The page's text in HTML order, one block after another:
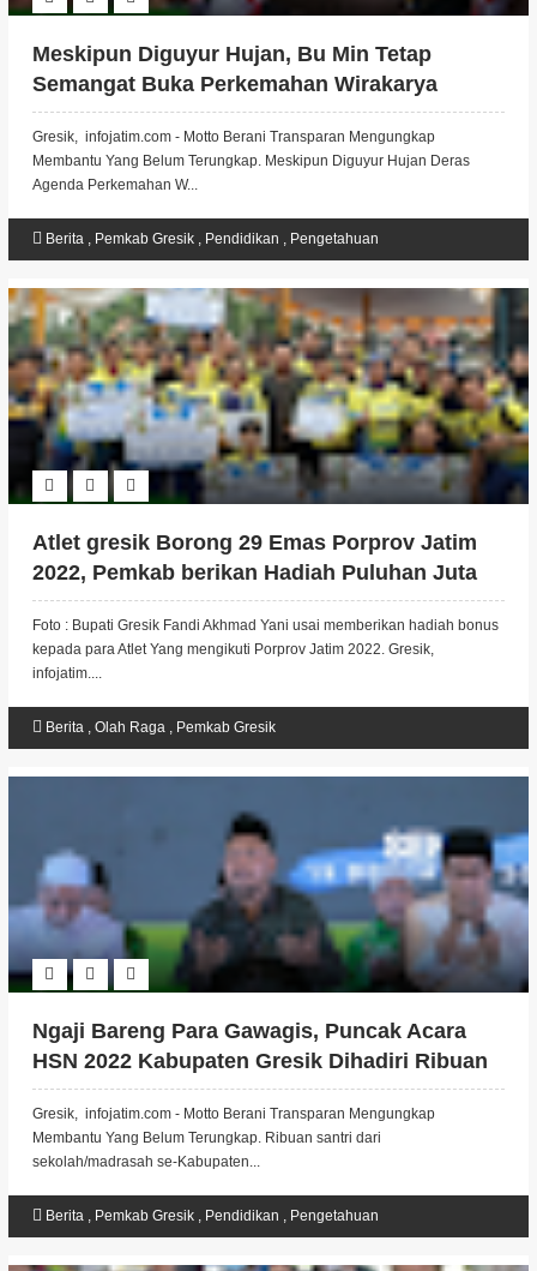
Meskipun Diguyur Hujan, Bu Min Tetap
Semangat Buka Perkemahan Wirakarya
Bungah 2022
Gresik, infojatim.com - Motto Berani Transparan Mengungkap
Membantu Yang Belum Terungkap. Meskipun Diguyur Hujan Deras
Agenda Perkemahan W...
Berita, Pemkab Gresik, Pendidikan , Pengetahuan
Atlet gresik Borong 29 Emas Porprov Jatim
2022, Pemkab berikan Hadiah Puluhan Juta
Foto : Bupati Gresik Fandi Akhmad Yani usai memberikan hadiah bonus
kepada para Atlet Yang mengikuti Porprov Jatim 2022. Gresik,
infojatim....
Berita, Olah Raga, Pemkab Gresik
Ngaji Bareng Para Gawagis, Puncak Acara
HSN 2022 Kabupaten Gresik Dihadiri Ribuan
Santri
Gresik, infojatim.com - Motto Berani Transparan Mengungkap
Membantu Yang Belum Terungkap. Ribuan santri dari
sekolah/madrasah se-Kabupaten...
Berita, Pemkab Gresik, Pendidikan , Pengetahuan